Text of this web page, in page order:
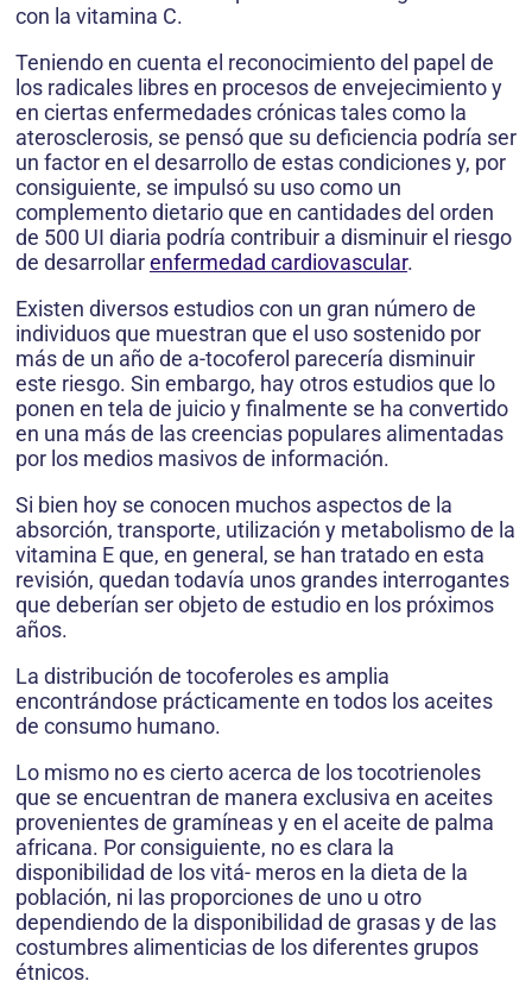
con la vitamina C.
Teniendo en cuenta el reconocimiento del papel de
los radicales libres en procesos de envejecimiento y
en ciertas enfermedades crónicas tales como la
aterosclerosis, se pensó que su deficiencia podría ser
un factor en el desarrollo de estas condiciones y, por
consiguiente, se impulsó su uso como un
complemento dietario que en cantidades del orden
de 500 UI diaria podría contribuir a disminuir el riesgo
de desarrollarenfermedad cardiovascular.
Existen diversos estudios con un gran número de
individuos que muestran que el uso sostenido por
más de un año de a-tocoferol parecería disminuir
este riesgo. Sin embargo, hay otros estudios que lo
ponen en tela de juicio y finalmente se ha convertido
en una más de las creencias populares alimentadas
por los medios masivos de información.
Si bien hoy se conocen muchos aspectos de la
absorción, transporte, utilización y metabolismo de la
vitamina E que, en general, se han tratado en esta
revisión, quedan todavía unos grandes interrogantes
que deberían ser objeto de estudio en los próximos
años.
La distribución de tocoferoles es amplia
encontrándose prácticamente en todos los aceites
de consumo humano.
Lo mismo no es cierto acerca de los tocotrienoles
que se encuentran de manera exclusiva en aceites
provenientes de gramíneas y en el aceite de palma
africana. Por consiguiente, no es clara la
disponibilidad de los vitá- meros en la dieta de la
población, ni las proporciones de uno u otro
dependiendo de la disponibilidad de grasas y de las
costumbres alimenticias de los diferentes grupos
étnicos.